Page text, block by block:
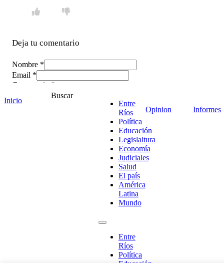
Deja tu comentario
Nombre *
Email *
Comentario *
Inicio
Buscar
Entre
Ríos
Política
Educación
Legislaltura
Economía
Judiciales
Salud
El país
América
Latina
Mundo
Entre
Ríos
Política
Opinion Informes
¡Ponete en contacto!